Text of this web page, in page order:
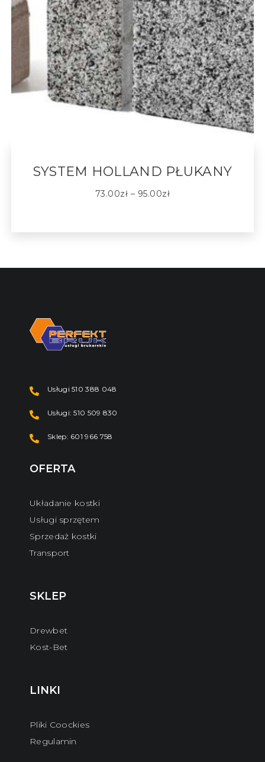
SYSTEM HOLLAND PŁUKANY
73.00zł – 95.00zł
Usługi 510 388 048
Usługi: 510 509 830
Sklep: 601 966 758
OFERTA
Układanie kostki
Usługi sprzętem
Sprzedaż kostki
Transport
SKLEP
Drewbet
Kost-Bet
LINKI
Pliki Coockies
Regulamin